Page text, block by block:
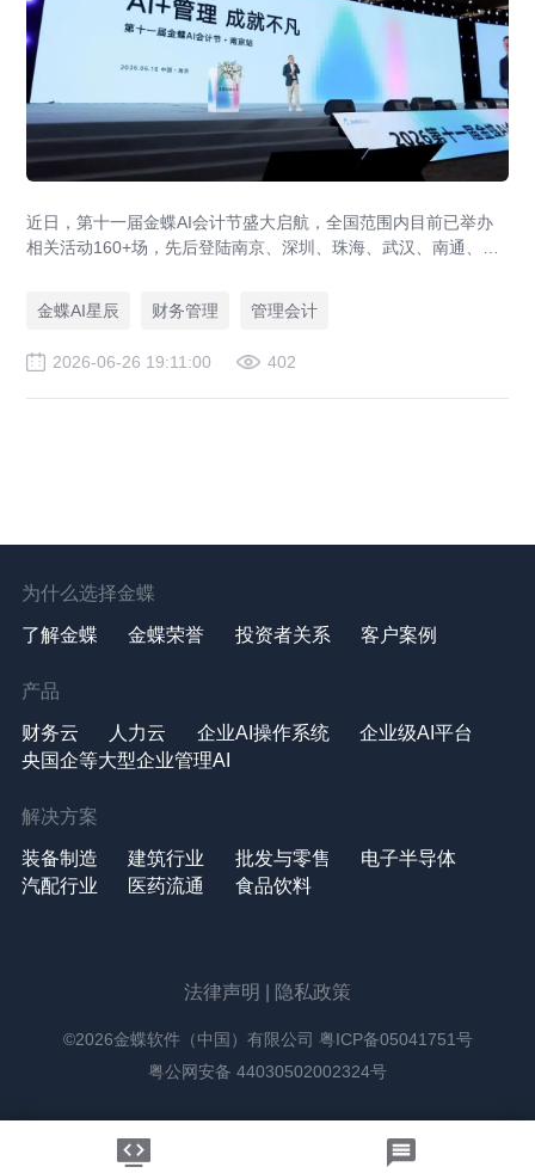
近日，第十一届金蝶AI会计节盛大启航，全国范围内目前已举办
相关活动160+场，先后登陆南京、深圳、珠海、武汉、南通、长
官媒、财经科技媒体等20+家权威媒体直击盛况，相关报道总阅读
金蝶AI星辰 财务管理 管理会计
2026-06-26 19:11:00 402
为什么选择金蝶
了解金蝶 金蝶荣誉 投资者关系 客户案例
产品
财务云 人力云 企业AI操作系统
企业级AI平台
央国企等大型企业管理AI
解决方案
装备制造 建筑行业 批发与零售
电子半导体
汽配行业
医药流通 食品饮料
法律声明 隐私政策
©2026金蝶软件（中国）有限公司 粤ICP备05041751号
粤公网安备 44030502002324号